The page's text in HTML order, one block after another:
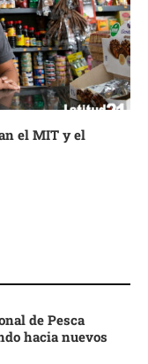
el MIT y el
de Pesca
hacia nuevos